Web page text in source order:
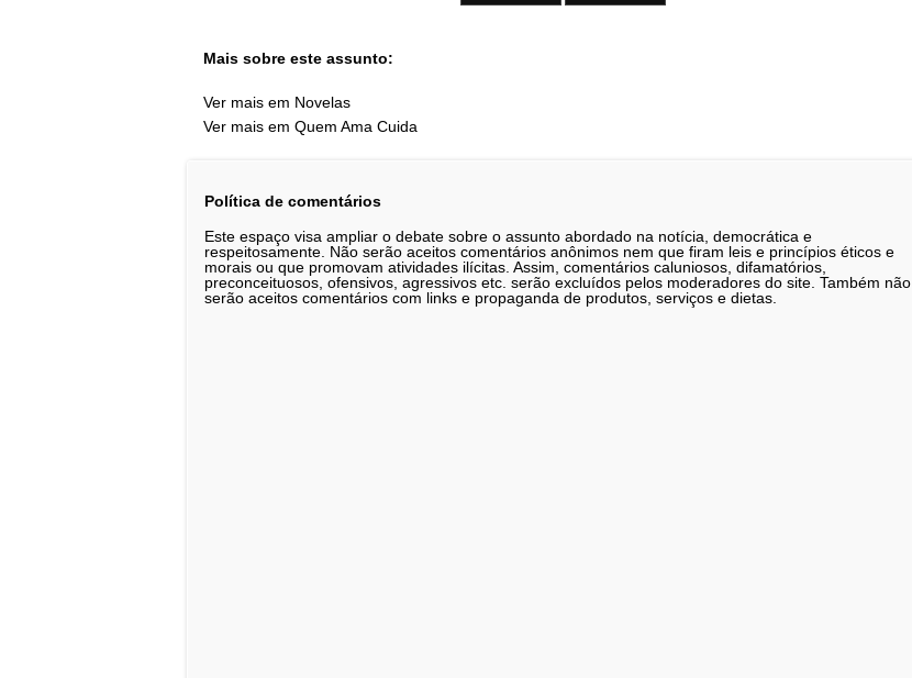
Mais sobre este assunto:
Ver mais em Novelas
Ver mais em Quem Ama Cuida
Política de comentários
Este espaço visa ampliar o debate sobre o assunto abordado na notícia, democrática e
respeitosamente. Não serão aceitos comentários anônimos nem que firam leis e princípios éticos e
morais ou que promovam atividades ilícitas. Assim, comentários caluniosos, difamatórios,
preconceituosos, ofensivos, agressivos etc. serão excluídos pelos moderadores do site. Também não
serão aceitos comentários com links e propaganda de produtos, serviços e dietas.